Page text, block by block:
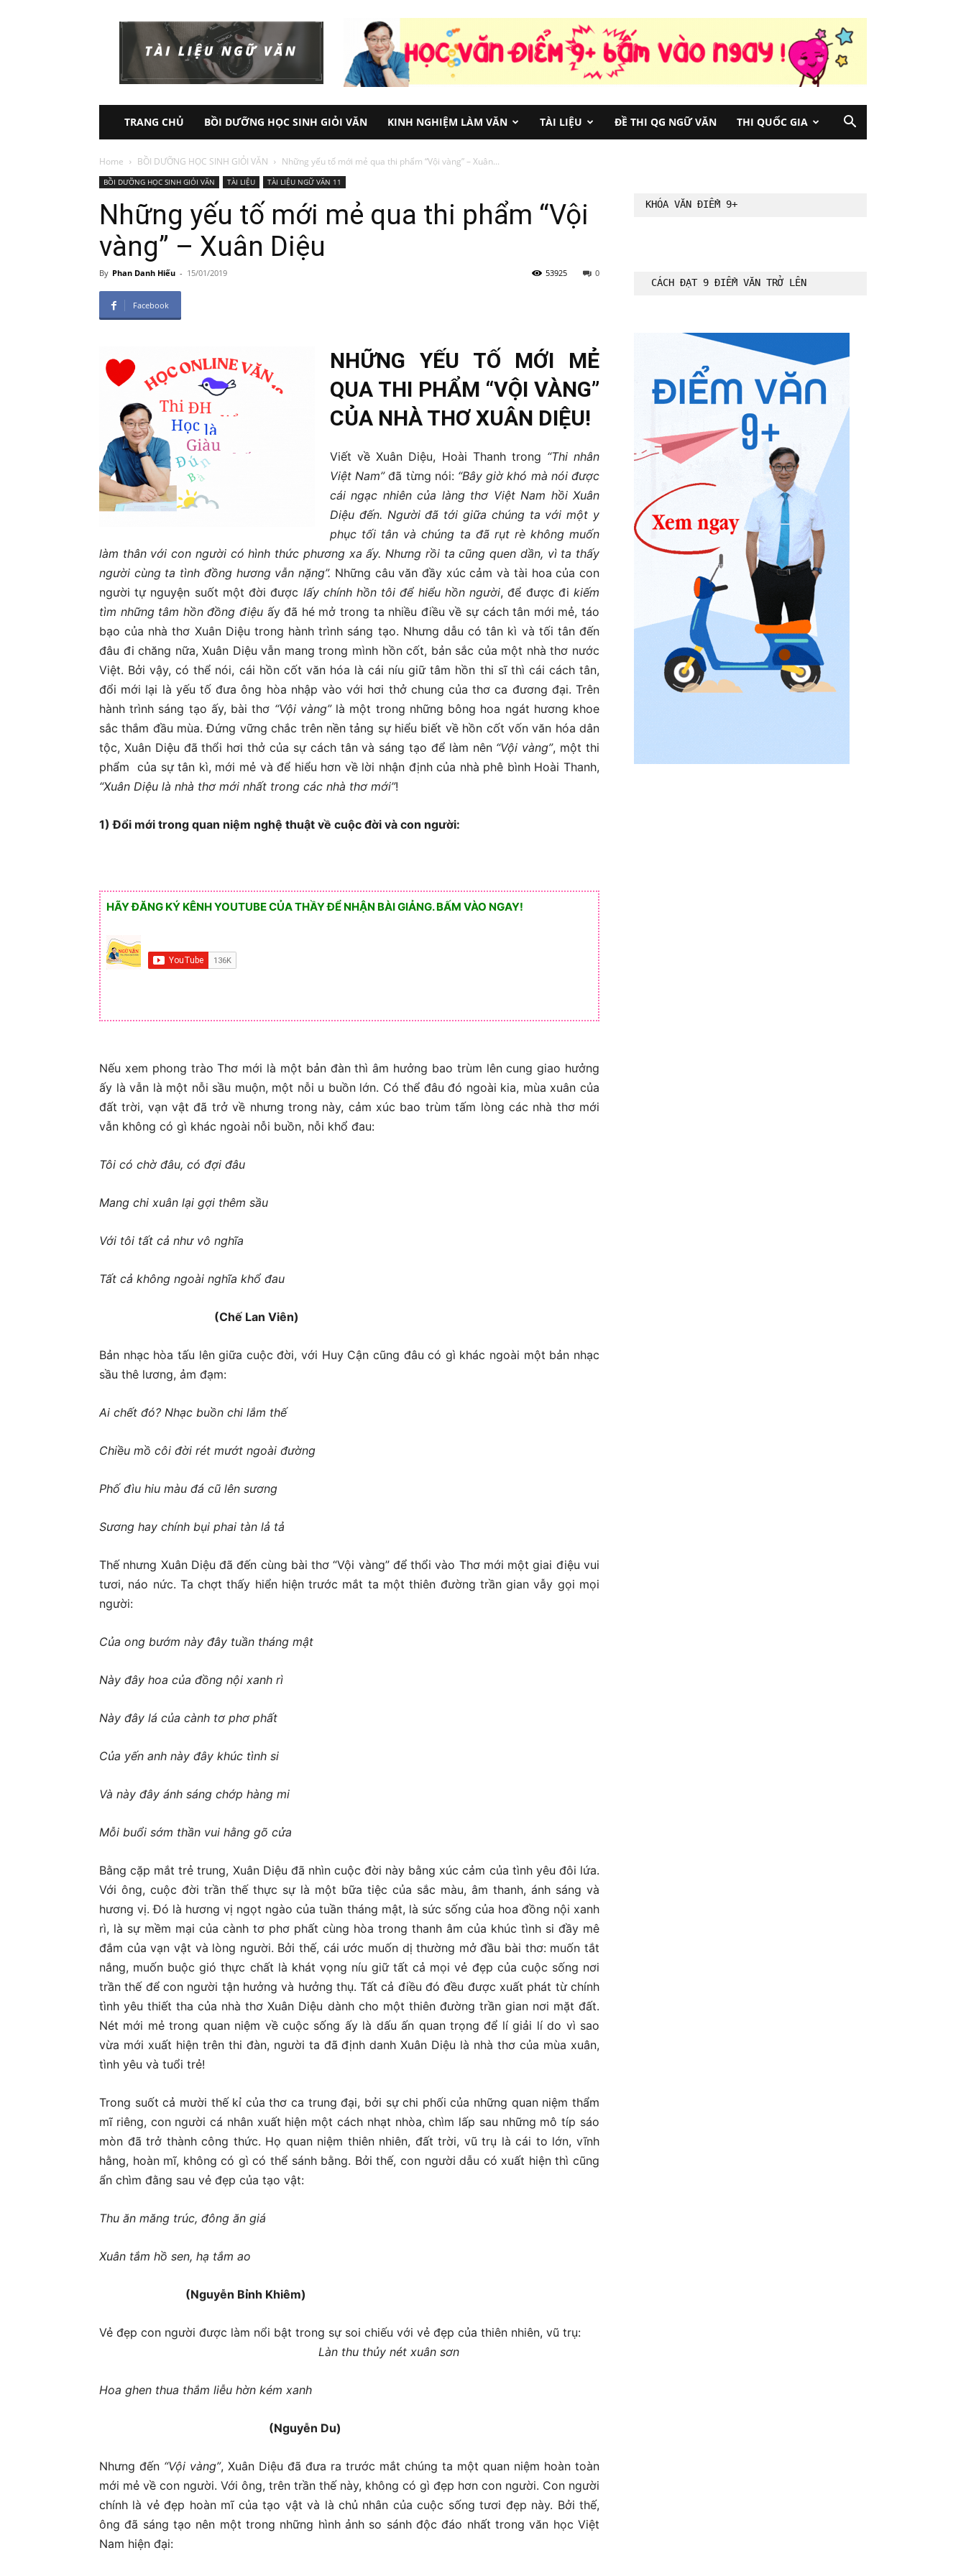
Tài
Ôn
Ngữ
Văn
THPT
TRANG CHỦ BỒI DƯỠNG HỌC SINH GIỎI VĂN KINH NGHIỆM LÀM VĂN TÀI LIỆU ĐỀ THI QG NGỮ VĂN THI QUỐC GIA
Home BỒI DƯỠNG HỌC SINH GIỎI VĂN Những yếu tố mới mẻ qua thi phẩm “Vội vàng” – Xuân...
BỒI DƯỠNG HỌC SINH GIỎI VĂN TÀI LIỆU TÀI LIỆU NGỮ VĂN 11
Những yếu tố mới mẻ qua thi phẩm “Vội
vàng” – Xuân Diệu
By Phan Danh Hiếu - 15/01/2019 0
53925
Facebook
NHỮNG YẾU TỐ MỚI MẺ
QUA THI PHẨM “VỘI VÀNG”
CỦA NHÀ THƠ XUÂN DIỆU!
Viết về Xuân Diệu, Hoài Thanh trong “Thi nhân
Việt Nam”đã từng nói: “Bây giờ khó mà nói được
cái ngạc nhiên của làng thơ Việt Nam hồi Xuân
Diệu đến. Người đã tới giữa chúng ta với một y
phục tối tân và chúng ta đã rụt rè không muốn
làm thân với con người có hình thức phương xa ấy. Nhưng rồi ta cũng quen dần, vì ta thấy
người cùng ta tình đồng hương vẫn nặng”. Những câu văn đầy xúc cảm và tài hoa của con
người tự nguyện suốt một đời được lấy chính hồn tôi để hiểu hồn người, để được đikiếm
tìm những tâm hồn đồng điệu ấy đã hé mở trong ta nhiều điều về sự cách tân mới mẻ, táo
bạo của nhà thơ Xuân Diệu trong hành trình sáng tạo. Nhưng dẫu có tân kì và tối tân đến
đâu đi chăng nữa, Xuân Diệu vẫn mang trong mình hồn cốt, bản sắc của một nhà thơ nước
Việt. Bởi vậy, có thể nói, cái hồn cốt văn hóa là cái níu giữ tâm hồn thi sĩ thì cái cách tân,
đổi mới lại là yếu tố đưa ông hòa nhập vào với hơi thở chung của thơ ca đương đại. Trên
hành trình sáng tạo ấy, bài thơ “Vội vàng”là một trong những bông hoa ngát hương khoe
sắc thắm đầu mùa. Đứng vững chắc trên nền tảng sự hiểu biết về hồn cốt vốn văn hóa dân
tộc, Xuân Diệu đã thổi hơi thở của sự cách tân và sáng tạo để làm nên “Vội vàng”, một thi
phẩm của sự tân kì, mới mẻ và để hiểu hơn về lời nhận định của nhà phê bình Hoài Thanh,
“Xuân Diệu là nhà thơ mới nhất trong các nhà thơ mới”!
1) Đổi mới trong quan niệm nghệ thuật về cuộc đời và con người:
HÃY ĐĂNG KÝ KÊNH YOUTUBE CỦA THẦY ĐỂ NHẬN BÀI GIẢNG. BẤM VÀO NGAY!
Nếu xem phong trào Thơ mới là một bản đàn thì âm hưởng bao trùm lên cung giao hưởng
ấy là vẫn là một nỗi sầu muộn, một nỗi u buồn lớn. Có thể đâu đó ngoài kia, mùa xuân của
đất trời, vạn vật đã trở về nhưng trong này, cảm xúc bao trùm tấm lòng các nhà thơ mới
vẫn không có gì khác ngoài nỗi buồn, nỗi khổ đau:
Tôi có chờ đâu, có đợi đâu
Mang chi xuân lại gợi thêm sầu
Với tôi tất cả như vô nghĩa
Tất cả không ngoài nghĩa khổ đau
(Chế Lan Viên)
Bản nhạc hòa tấu lên giữa cuộc đời, với Huy Cận cũng đâu có gì khác ngoài một bản nhạc
sầu thê lương, ảm đạm:
Ai chết đó? Nhạc buồn chi lắm thế
Chiều mồ côi đời rét mướt ngoài đường
Phố đìu hiu màu đá cũ lên sương
Sương hay chính bụi phai tàn lả tả
Thế nhưng Xuân Diệu đã đến cùng bài thơ “Vội vàng” để thổi vào Thơ mới một giai điệu vui
tươi, náo nức. Ta chợt thấy hiển hiện trước mắt ta một thiên đường trần gian vẫy gọi mọi
người:
Của ong bướm này đây tuần tháng mật
Này đây hoa của đồng nội xanh rì
Này đây lá của cành tơ phơ phất
Của yến anh này đây khúc tình si
Và này đây ánh sáng chớp hàng mi
Mỗi buổi sớm thần vui hằng gõ cửa
Bằng cặp mắt trẻ trung, Xuân Diệu đã nhìn cuộc đời này bằng xúc cảm của tình yêu đôi lứa.
Với ông, cuộc đời trần thế thực sự là một bữa tiệc của sắc màu, âm thanh, ánh sáng và
hương vị. Đó là hương vị ngọt ngào của tuần tháng mật, là sức sống của hoa đồng nội xanh
rì, là sự mềm mại của cành tơ phơ phất cùng hòa trong thanh âm của khúc tình si đầy mê
đắm của vạn vật và lòng người. Bởi thế, cái ước muốn dị thường mở đầu bài thơ: muốn tắt
nắng, muốn buộc gió thực chất là khát vọng níu giữ tất cả mọi vẻ đẹp của cuộc sống nơi
trần thế để con người tận hưởng và hưởng thụ. Tất cả điều đó đều được xuất phát từ chính
tình yêu thiết tha của nhà thơ Xuân Diệu dành cho một thiên đường trần gian nơi mặt đất.
Nét mới mẻ trong quan niệm về cuộc sống ấy là dấu ấn quan trọng để lí giải lí do vì sao
vừa mới xuất hiện trên thi đàn, người ta đã định danh Xuân Diệu là nhà thơ của mùa xuân,
tình yêu và tuổi trẻ!
Trong suốt cả mười thế kỉ của thơ ca trung đại, bởi sự chi phối của những quan niệm thẩm
mĩ riêng, con người cá nhân xuất hiện một cách nhạt nhòa, chìm lấp sau những mô típ sáo
mòn đã trở thành công thức. Họ quan niệm thiên nhiên, đất trời, vũ trụ là cái to lớn, vĩnh
hằng, hoàn mĩ, không có gì có thể sánh bằng. Bởi thế, con người dẫu có xuất hiện thì cũng
ẩn chìm đằng sau vẻ đẹp của tạo vật:
Thu ăn măng trúc, đông ăn giá
Xuân tắm hồ sen, hạ tắm ao
(Nguyễn Bỉnh Khiêm)
Vẻ đẹp con người được làm nổi bật trong sự soi chiếu với vẻ đẹp của thiên nhiên, vũ trụ:
Làn thu thủy nét xuân sơn
Hoa ghen thua thắm liễu hờn kém xanh
(Nguyễn Du)
Nhưng đến “Vội vàng”, Xuân Diệu đã đưa ra trước mắt chúng ta một quan niệm hoàn toàn
mới mẻ về con người. Với ông, trên trần thế này, không có gì đẹp hơn con người. Con người
chính là vẻ đẹp hoàn mĩ của tạo vật và là chủ nhân của cuộc sống tươi đẹp này. Bởi thế,
ông đã sáng tạo nên một trong những hình ảnh so sánh độc đáo nhất trong văn học Việt
Nam hiện đại:
KHÓA VĂN ĐIỂM 9+
CÁCH ĐẠT 9 ĐIỂM VĂN TRỞ LÊN